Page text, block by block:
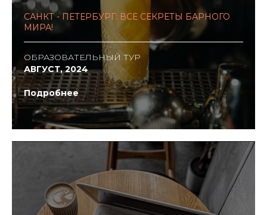
САНКТ - ПЕТЕРБУРГ: ВСЕ СЕКРЕТЫ БАРНОГО
МИРА!
ОБРАЗОВАТЕЛЬНЫЙ ТУР
АВГУСТ, 2024
Подробнее